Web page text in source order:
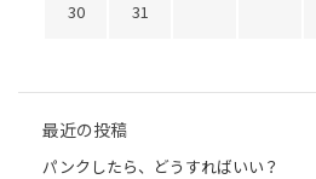
30
31
最近の投稿
パンクしたら、どうすればいい？